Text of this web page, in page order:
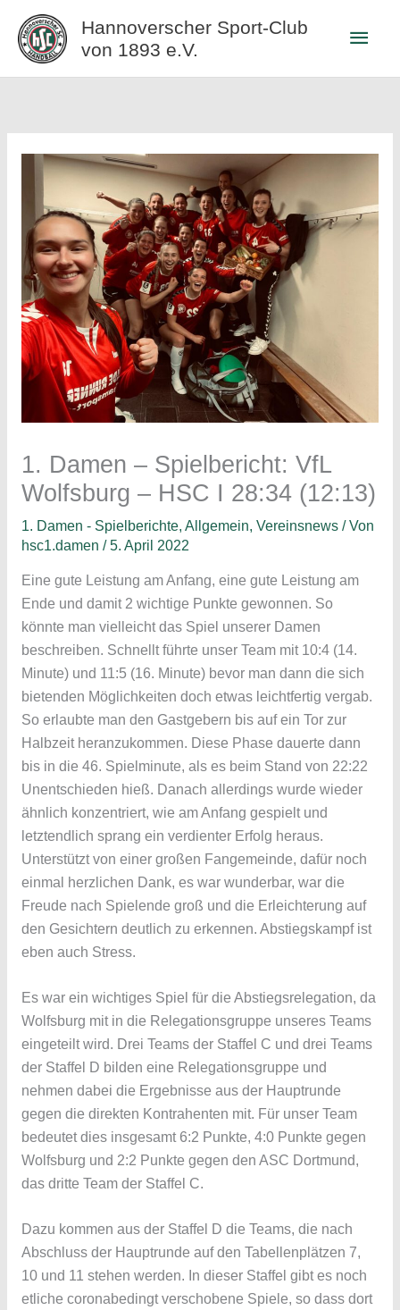
Inhalt
springen
Hannoverscher Sport-Club
von 1893 e.V.
1. Damen – Spielbericht: VfL
Wolfsburg – HSC I 28:34 (12:13)
1. Damen - Spielberichte, Allgemein, Vereinsnews/ Von
hsc1.damen /5. April 2022
Eine gute Leistung am Anfang, eine gute Leistung am
Ende und damit 2 wichtige Punkte gewonnen. So
könnte man vielleicht das Spiel unserer Damen
beschreiben. Schnellt führte unser Team mit 10:4 (14.
Minute) und 11:5 (16. Minute) bevor man dann die sich
bietenden Möglichkeiten doch etwas leichtfertig vergab.
So erlaubte man den Gastgebern bis auf ein Tor zur
Halbzeit heranzukommen. Diese Phase dauerte dann
bis in die 46. Spielminute, als es beim Stand von 22:22
Unentschieden hieß. Danach allerdings wurde wieder
ähnlich konzentriert, wie am Anfang gespielt und
letztendlich sprang ein verdienter Erfolg heraus.
Unterstützt von einer großen Fangemeinde, dafür noch
einmal herzlichen Dank, es war wunderbar, war die
Freude nach Spielende groß und die Erleichterung auf
den Gesichtern deutlich zu erkennen. Abstiegskampf ist
eben auch Stress.
Es war ein wichtiges Spiel für die Abstiegsrelegation, da
Wolfsburg mit in die Relegationsgruppe unseres Teams
eingeteilt wird. Drei Teams der Staffel C und drei Teams
der Staffel D bilden eine Relegationsgruppe und
nehmen dabei die Ergebnisse aus der Hauptrunde
gegen die direkten Kontrahenten mit. Für unser Team
bedeutet dies insgesamt 6:2 Punkte, 4:0 Punkte gegen
Wolfsburg und 2:2 Punkte gegen den ASC Dortmund,
das dritte Team der Staffel C.
Dazu kommen aus der Staffel D die Teams, die nach
Abschluss der Hauptrunde auf den Tabellenplätzen 7,
10 und 11 stehen werden. In dieser Staffel gibt es noch
etliche coronabedingt verschobene Spiele, so dass dort